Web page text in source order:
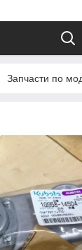
Запчасти по